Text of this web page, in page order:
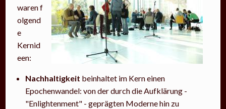
waren f
olgend
e
Kernid
een:
Nachhaltigkeit beinhaltet im Kern einen
Epochenwandel: von der durch die Aufklärung -
"Enlightenment" - geprägten Moderne hin zu